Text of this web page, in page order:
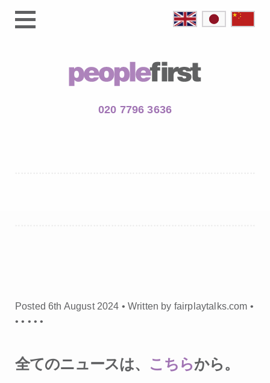
020 7796 3636
Posted 6th August 2024 • Written by fairplaytalks.com •
•• • ••
全てのニュースは、 こちらから。